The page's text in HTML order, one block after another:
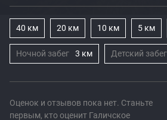
Оценок и отзывов пока нет. Станьте
первым, кто оценит Галичское
40 км 20 км 10 км 5 км
Ночной забег 3 км Детский забег